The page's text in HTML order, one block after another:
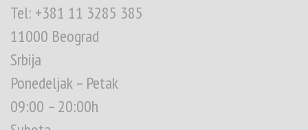
Tel: +381 11 3285 385
11000 Beograd
Srbija
Ponedeljak – Petak
09:00 – 20:00h